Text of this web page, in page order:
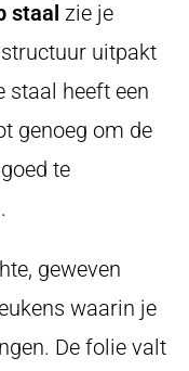
staal zie je
uitpakt
staal heeft een
genoeg om de
te
geweven
waarin je
De folie valt